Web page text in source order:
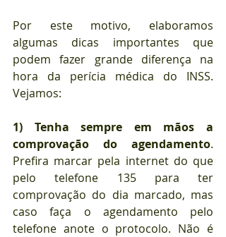
Por este motivo, elaboramos
algumas dicas importantes que
podem fazer grande diferença na
hora da perícia médica do INSS.
Vejamos:
1)
Tenha sempre em mãos a
comprovação do agendamento.
Prefira marcar pela internet do que
pelo telefone 135 para ter
comprovação do dia marcado, mas
caso faça o agendamento pelo
telefone anote o protocolo. Não é